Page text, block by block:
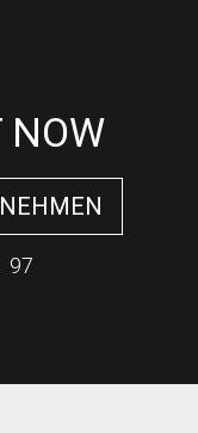
NOW
97